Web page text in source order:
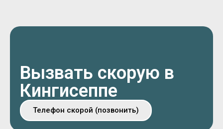
Вызвать скорую в
Кингисеппе
Телефон скорой (позвонить)